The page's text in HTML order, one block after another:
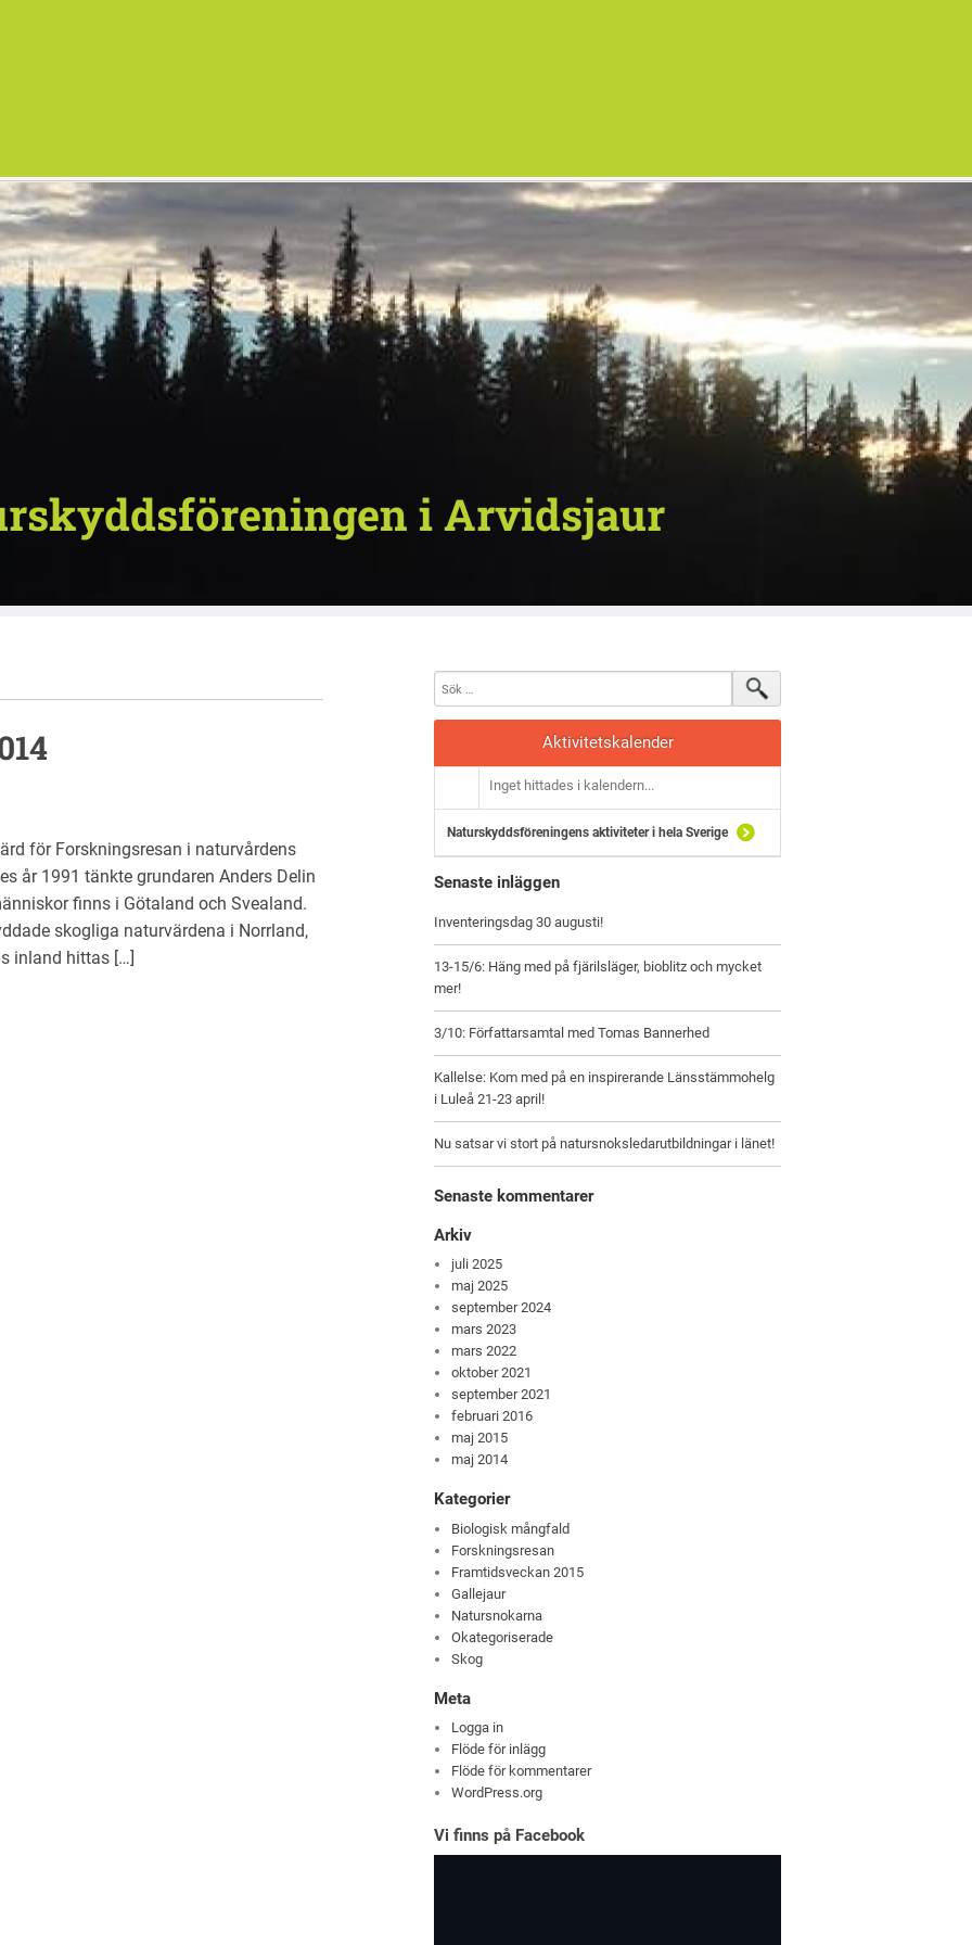
i Arvidsjaur
för Forskningsresan i naturvårdens
år 1991 tänkte grundaren Anders Delin
finns i Götaland och Svealand.
skogliga naturvärdena i Norrland,
inland hittas […]
Aktivitetskalender
Inget hittades i kalendern...
Naturskyddsföreningens aktiviteter i hela Sverige
Senaste inläggen
Inventeringsdag 30 augusti!
13-15/6: Häng med på fjärilsläger, bioblitz och mycket
mer!
3/10: Författarsamtal med Tomas Bannerhed
Kallelse: Kom med på en inspirerande Länsstämmohelg
i Luleå 21-23 april!
Nu satsar vi stort på natursnoksledarutbildningar i länet!
Senaste kommentarer
Arkiv
juli 2025
maj 2025
september 2024
mars 2023
mars 2022
oktober 2021
september 2021
februari 2016
maj 2015
maj 2014
Kategorier
Biologisk mångfald
Forskningsresan
Framtidsveckan 2015
Gallejaur
Natursnokarna
Okategoriserade
Skog
Meta
Logga in
Flöde för inlägg
Flöde för kommentarer
WordPress.org
Vi finns på Facebook